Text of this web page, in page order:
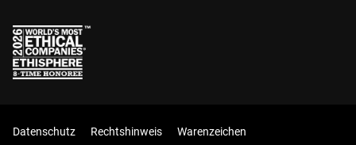
Datenschutz Rechtshinweis Warenzeichen